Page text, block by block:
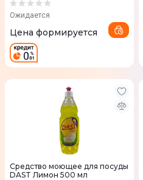
Ожидается
Цена формируется
Средство моющее для посуды
DAST Лимон 500 мл